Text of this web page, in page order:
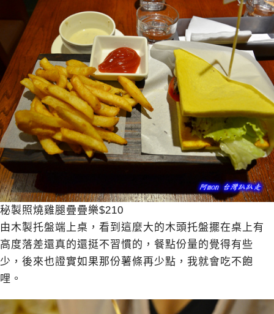
秘製照燒雞腿疊疊樂$210
由木製托盤端上桌，看到這麼大的木頭托盤擺在桌上有
高度落差還真的還挺不習慣的，餐點份量的覺得有些
少，後來也證實如果那份薯條再少點，我就會吃不飽
哩。